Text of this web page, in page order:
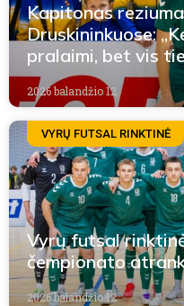
Kapitonas
Druskininkuose:
pralaimi, bet vis
2026 balandžio 12
VYRŲ FUTSAL RINKTINĖ
Vyrų futsal
čempionato
2026 balandžio 12